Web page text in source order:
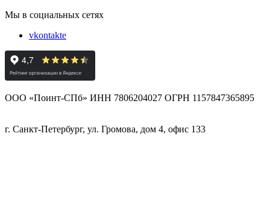
Мы в социальных сетях
vkontakte
ООО «Поинт-СПб» ИНН 7806204027 ОГРН 1157847365895
г. Санкт-Петербург, ул. Громова, дом 4, офис 133